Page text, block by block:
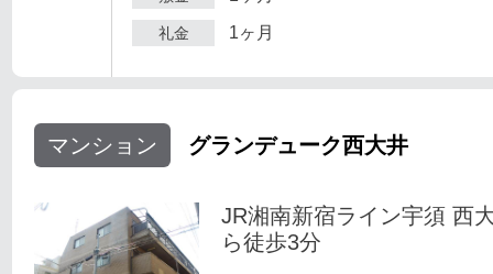
礼金 1ヶ月
マンション グランデューク西大井
JR湘南新宿ライン宇須 西
ら徒歩3分